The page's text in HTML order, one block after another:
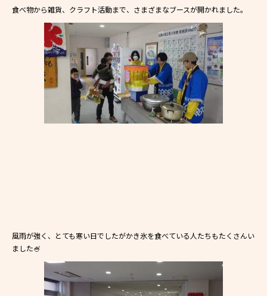
食べ物から雑貨、クラフト活動まで、さまざまなブースが開かれました。
風雨が強く、とても寒い日でしたがかき氷を食べている人たちもたくさんい
ました🍧